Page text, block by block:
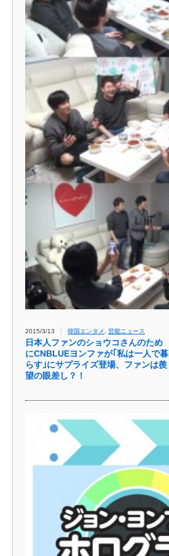
2015/3/13 韓国エンタメ 芸能ニュース
日本人ファンのショウコさんのため
にCNBLUEヨンファが｢私は一人で暮
らす｣にサプライズ登場、ファンは羨
望の眼差し？！